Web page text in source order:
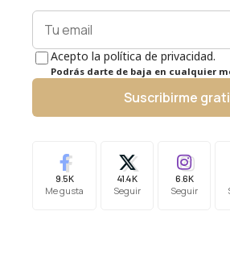
Acepto la política de privacidad.
Podrás darte de baja en cualquier
Suscribirme
9.5K
Me gusta
41.4K
Seguir
6.6K
Seguir